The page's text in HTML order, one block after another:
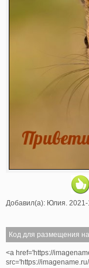
Добавил(а): Юлия. 2021-
Код для размещения на
<a href='https://
src='https://